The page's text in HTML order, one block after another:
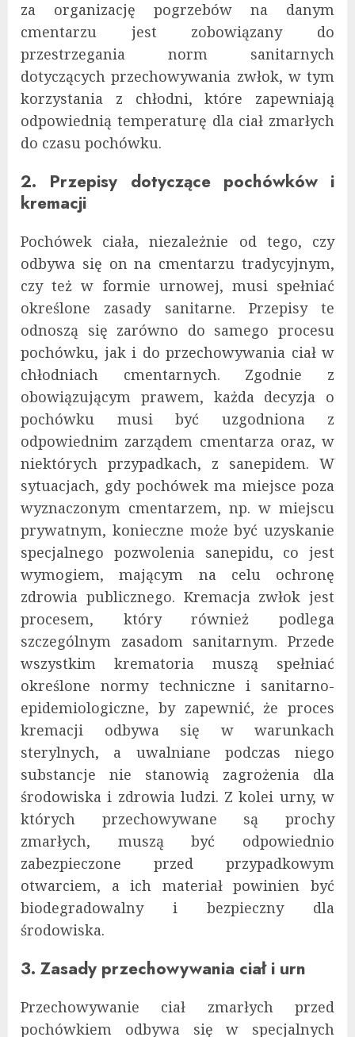
za organizację pogrzebów na danym
cmentarzu jest zobowiązany do
przestrzegania norm sanitarnych
dotyczących przechowywania zwłok, w tym
korzystania z chłodni, które zapewniają
odpowiednią temperaturę dla ciał zmarłych
do czasu pochówku.
2. Przepisy dotyczące pochówków i
kremacji
Pochówek ciała, niezależnie od tego, czy
odbywa się on na cmentarzu tradycyjnym,
czy też w formie urnowej, musi spełniać
określone zasady sanitarne. Przepisy te
odnoszą się zarówno do samego procesu
pochówku, jak i do przechowywania ciał w
chłodniach cmentarnych. Zgodnie z
obowiązującym prawem, każda decyzja o
pochówku musi być uzgodniona z
odpowiednim zarządem cmentarza oraz, w
niektórych przypadkach, z sanepidem. W
sytuacjach, gdy pochówek ma miejsce poza
wyznaczonym cmentarzem, np. w miejscu
prywatnym, konieczne może być uzyskanie
specjalnego pozwolenia sanepidu, co jest
wymogiem, mającym na celu ochronę
zdrowia publicznego. Kremacja zwłok jest
procesem, który również podlega
szczególnym zasadom sanitarnym. Przede
wszystkim krematoria muszą spełniać
określone normy techniczne i sanitarno-
epidemiologiczne, by zapewnić, że proces
kremacji odbywa się w warunkach
sterylnych, a uwalniane podczas niego
substancje nie stanowią zagrożenia dla
środowiska i zdrowia ludzi. Z kolei urny, w
których przechowywane są prochy
zmarłych, muszą być odpowiednio
zabezpieczone przed przypadkowym
otwarciem, a ich materiał powinien być
biodegradowalny i bezpieczny dla
środowiska.
3. Zasady przechowywania ciał i urn
Przechowywanie ciał zmarłych przed
pochówkiem odbywa się w specjalnych